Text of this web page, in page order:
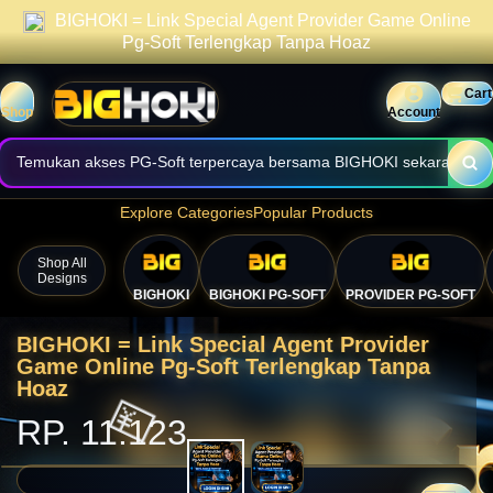
BIGHOKI = Link Special Agent Provider Game Online
Pg-Soft Terlengkap Tanpa Hoaz
Shop
praktis.
Informasi halaman dibuat jelas, cepat, dan mudah digunakan.
Nikmati akses nyaman melalui perangkat desktop maupun mobile.
Temukan akses PG-Soft terpercaya bersama BIGHOKI sekarang.
Account
Cart
Explore CategoriesPopular Products
Shop All
Designs
BIGHOKI
BIGHOKI PG-SOFT PROVIDER PG-SOFT
BIGHOKI = Link Special Agent Provider
Game Online Pg-Soft Terlengkap Tanpa
Hoaz
RP. 11.123
💴